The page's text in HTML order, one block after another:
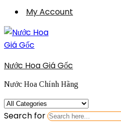
My Account
Nước Hoa Giá Gốc
Nước Hoa Chính Hãng
Search for